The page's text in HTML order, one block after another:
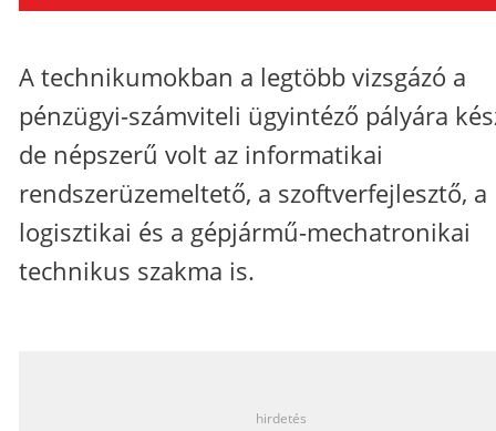
A technikumokban a legtöbb vizsgázó a
pénzügyi-számviteli ügyintéző pályára
de népszerű volt az informatikai
rendszerüzemeltető, a szoftverfejlesztő, a
logisztikai és a gépjármű-mechatronikai
technikus szakma is.
hirdetés